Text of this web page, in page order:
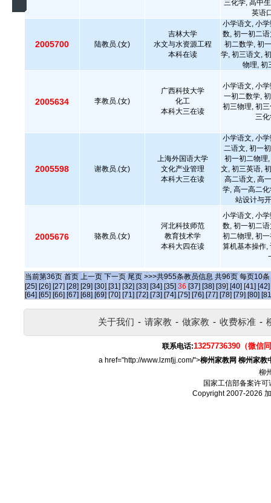
三化学, 高中
英语
2005700 陆教员.(女)
吉林大学
水文与水资源工程
本科在读
小学语文, 小
数, 初一初二
初二数学, 初
学, 初三语文,
物理, 初
2005634 李教员.(女)
广西科技大学
化工
本科大三在读
小学语文, 小
一初二数学,
初三物理, 初
三
2005598 谢教员.(女)
上海外国语大学
文化产业管理
本科大三在读
小学语文, 小
二语文, 初一
初一初二物理
文, 初三英语,
高二语文, 高
学, 高一高二
站设计与
2005676 骆教员.(女)
河北科技师范
教育技术学
本科大四在读
小学语文, 小
数, 初一初二
初二物理, 初
算机基本操作,
当前第36页 首页 上一页 下一页 尾页 >>>共955条教员信息 共96页 每页10条
[25] [26] [27] [28] [29] [30] [31] [32] [33] [34] [35] 36 [37] [38] [39] [40] [41] [42]
[64] [65] [66] [67] [68] [69] [70] [71] [72] [73] [74] [75] [76] [77] [78] [79] [80]
关于我们 - 请家教 - 做家教 - 收费标准 -
联系电话:13257736390（微信
a href="http://www.lzmfjj.com/">柳州家教网 柳州家教
柳
国家工信部备案许可
Copyright 2007-2026